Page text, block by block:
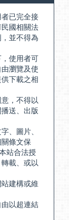
已完全接
國相關法
並不得為
使用者可
瀏覽及使
下載之相
，不得以
送、出版
、圖片、
條文保
站合法授
載、或以
建構或維
以超連結